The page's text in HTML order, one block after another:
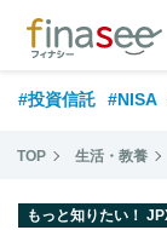
#投資信託 #NISA
#相談事例 #相続
TOP 生活・教養
もっと知りたい！